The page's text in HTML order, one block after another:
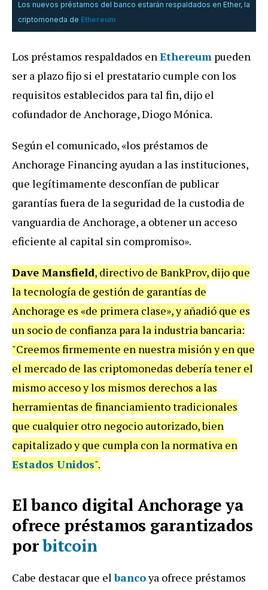
Los nuevos préstamos del banco estarán respaldados en Ether, la
criptomoneda de Ethereum
Los préstamos respaldados enEthereum pueden
ser a plazo fijo si el prestatario cumple con los
requisitos establecidos para tal fin, dijo el
cofundador de Anchorage, Diogo Mónica.
Según el comunicado, «los préstamos de
Anchorage Financing ayudan a las instituciones,
que legítimamente desconfían de publicar
garantías fuera de la seguridad de la custodia de
vanguardia de Anchorage, a obtener un acceso
eficiente al capital sin compromiso».
Dave Mansfield, directivo de BankProv, dijo que
la tecnología de gestión de garantías de
Anchorage es «de primera clase», y añadió que es
un socio de confianza para la industria bancaria:
"Creemos firmemente en nuestra misión y en que
el mercado de las criptomonedas debería tener el
mismo acceso y los mismos derechos a las
herramientas de financiamiento tradicionales
que cualquier otro negocio autorizado, bien
capitalizado y que cumpla con la normativa en
Estados Unidos".
El banco digital Anchorage ya
ofrece préstamos garantizados
porbitcoin
Cabe destacar que elbancoya ofrece préstamos